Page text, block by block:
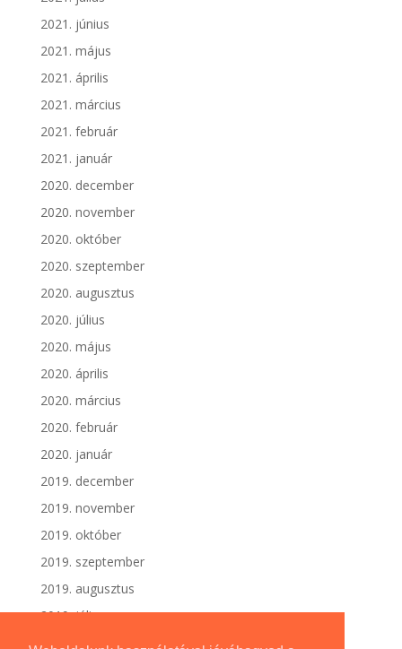
2021. június
2021. május
2021. április
2021. március
2021. február
2021. január
2020. december
2020. november
2020. október
2020. szeptember
2020. augusztus
2020. július
2020. május
2020. április
2020. március
2020. február
2020. január
2019. december
2019. november
2019. október
2019. szeptember
2019. augusztus
2019. július
2019. június